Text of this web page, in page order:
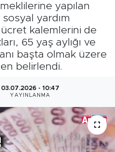
yapılan
yardım
kalemlerini de
65 yaş aylığı ve
başta olmak üzere
belirlendi.
03.07.2026 - 10:47
YAYINLANMA